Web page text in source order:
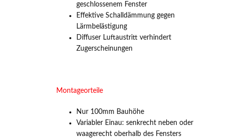
geschlossenem Fenster
Effektive Schalldämmung gegen
Lärmbelästigung
Diffuser Luftaustritt verhindert
Zugerscheinungen
Montageorteile
Nur 100mm Bauhöhe
Variabler Einau: senkrecht neben oder
waagerecht oberhalb des Fensters